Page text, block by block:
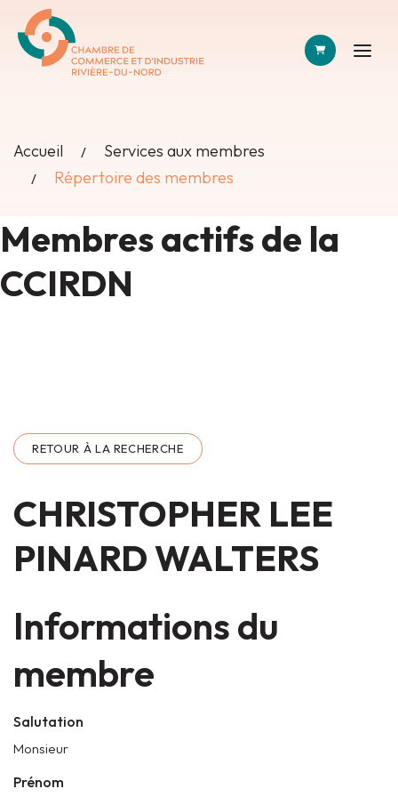
PANIER
Accueil
Services aux membres
Répertoire des membres
Membres actifs de la
CCIRDN
RETOUR À LA RECHERCHE
CHRISTOPHER LEE
PINARD WALTERS
Informations du
membre
Salutation
Monsieur
Prénom